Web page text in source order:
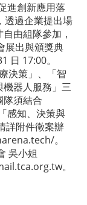
進創新應用落
透過企業提出場
由組隊參加，
展出與頒獎典
日 17:00。
決策」、「智
器人服務」三
隊須結合
感知、決策與
詳附件徵案辦
。
吳小姐
。